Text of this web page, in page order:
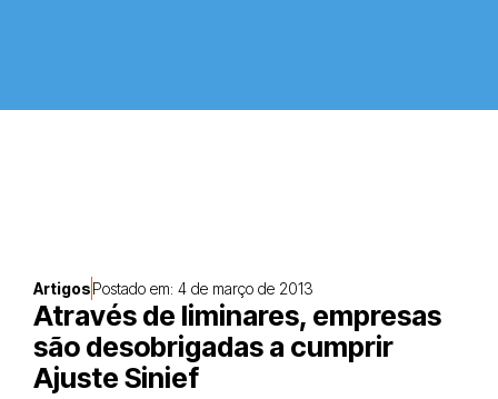
ArtigosPostado em: 4 de março de 2013
Através de liminares, empresas
são desobrigadas a cumprir
Ajuste Sinief